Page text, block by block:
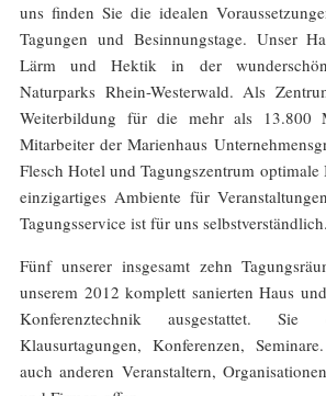
uns finden Sie die idealen
Tagungen und Besinnungstage. Unser
Lärm und Hektik in der
Naturparks Rhein-Westerwald. Als
Weiterbildung für die mehr als 13.800
Mitarbeiter der Marienhaus
Flesch Hotel und Tagungszentrum
einzigartiges Ambiente für
Tagungsservice ist für uns selbstverständlich.
Fünf unserer insgesamt zehn
unserem 2012 komplett sanierten Haus
Konferenztechnik ausgestattet.
Klausurtagungen, Konferenzen,
auch anderen Veranstaltern,